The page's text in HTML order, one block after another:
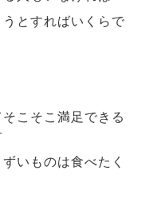
とすればいくらで
こそこ満足できる
いものは食べたく